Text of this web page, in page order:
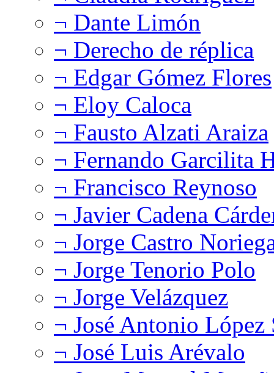
¬ Dante Limón
¬ Derecho de réplica
¬ Edgar Gómez Flores
¬ Eloy Caloca
¬ Fausto Alzati Araiza
¬ Fernando Garcilita
¬ Francisco Reynoso
¬ Javier Cadena
¬ Jorge Castro
¬ Jorge Tenorio Polo
¬ Jorge Velázquez
¬ José Antonio López
¬ José Luis Arévalo